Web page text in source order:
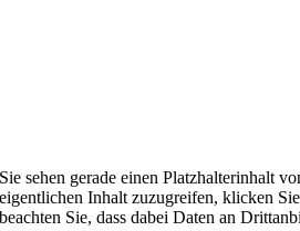
Sie sehen gerade einen Platzhalterinhalt
eigentlichen Inhalt zuzugreifen, klicken
beachten Sie, dass dabei Daten an